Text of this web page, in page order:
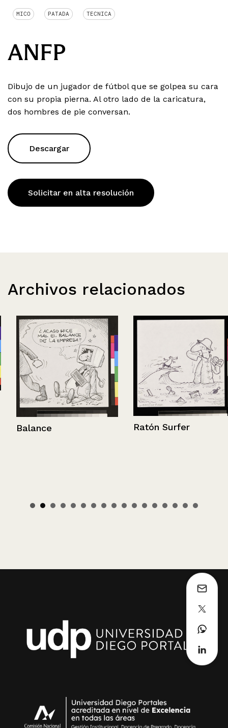
MICO PATADA TECNICA
ANFP
Dibujo de un jugador de fútbol que se golpea su cara
con su propia pierna. Al otro lado de la caricatura,
dos hombres de pie conversan.
Descargar
Solicitar en alta resolución
Archivos relacionados
Balance Ratón Surfer